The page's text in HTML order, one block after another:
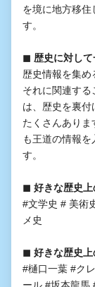
を境に地方移住
す。
◼︎ 歴史に対して
歴史情報を集め
それに関連する
は、歴史を裏
たくさんありま
も王道の情報
す。
◼︎ 好きな歴史上
#文学史 # 美術
メ史
◼︎ 好きな歴史上
#樋口一葉 #ク